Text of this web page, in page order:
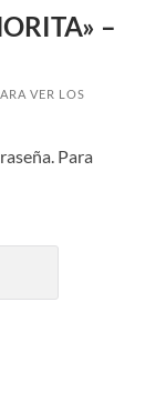
–
VER LOS
Para